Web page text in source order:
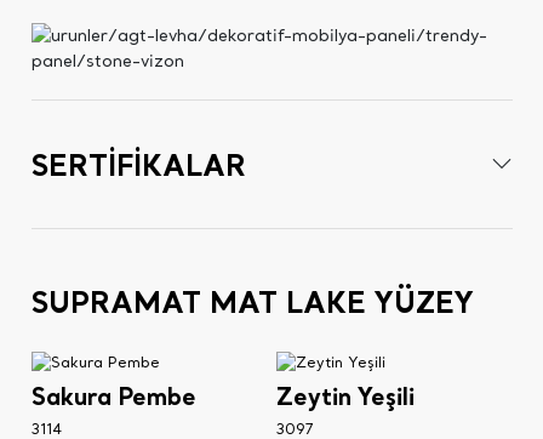
SERTİFİKALAR
SUPRAMAT MAT LAKE YÜZEY
Sakura Pembe
3114
Zeytin Yeşili
3097